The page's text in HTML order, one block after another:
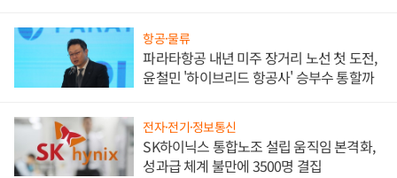
항공·물류
파라타항공 내년 미주 장거리 노선 첫 도전,
윤철민 '하이브리드 항공사' 승부수 통할까
전자·전기·정보통신
SK하이닉스 통합노조 설립 움직임 본격화,
성과급 체계 불만에 3500명 결집